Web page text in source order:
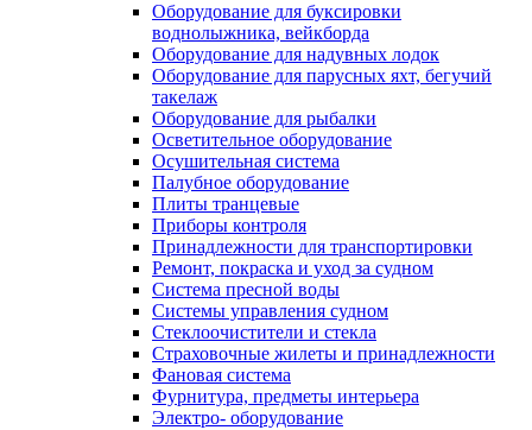
Оборудование для буксировки
воднолыжника, вейкборда
Оборудование для надувных лодок
Оборудование для парусных яхт, бегучий
такелаж
Оборудование для рыбалки
Осветительное оборудование
Осушительная система
Палубное оборудование
Плиты транцевые
Приборы контроля
Принадлежности для транспортировки
Ремонт, покраска и уход за судном
Система пресной воды
Системы управления судном
Стеклоочистители и стекла
Страховочные жилеты и принадлежности
Фановая система
Фурнитура, предметы интерьера
Электро- оборудование